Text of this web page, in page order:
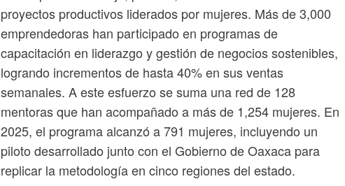
proyectos productivos liderados por mujeres. Más de 3,000
emprendedoras han participado en programas de
capacitación en liderazgo y gestión de negocios sostenibles,
logrando incrementos de hasta 40% en sus ventas
semanales. A este esfuerzo se suma una red de 128
mentoras que han acompañado a más de 1,254 mujeres. En
2025, el programa alcanzó a 791 mujeres, incluyendo un
piloto desarrollado junto con el Gobierno de Oaxaca para
replicar la metodología en cinco regiones del estado.